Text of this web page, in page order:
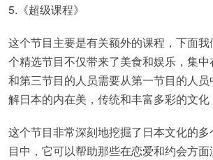
5.《超级课程》
这个节目主要是有关额外的课程，下面
个精选节目不仅带来了美食和娱乐，集
和第三节目的人员需要从第一节目的人
解日本的内在美，传统和丰富多彩的文化
这个节目非常深刻地挖掘了日本文化的
目中，它可以帮助那些在恋爱和约会方